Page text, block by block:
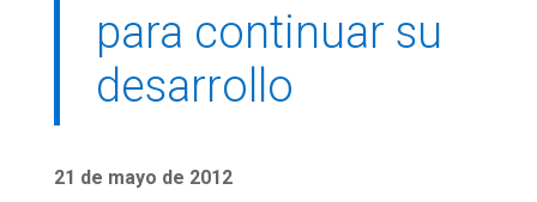
para continuar su
desarrollo
21 de mayo de 2012